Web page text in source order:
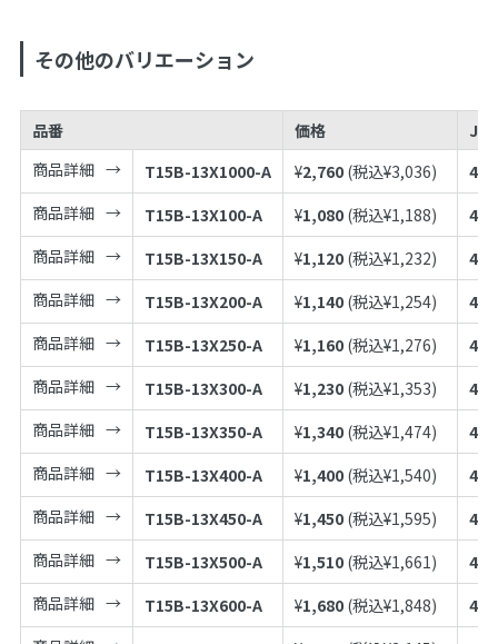
その他のバリエーション
品番 価格
商品詳細
T15B-13X1000-A ¥2,760 (税込¥3,036)
商品詳細
T15B-13X100-A ¥1,080 (税込¥1,188)
商品詳細
T15B-13X150-A ¥1,120 (税込¥1,232)
商品詳細
T15B-13X200-A ¥1,140 (税込¥1,254)
商品詳細
T15B-13X250-A ¥1,160 (税込¥1,276)
商品詳細
T15B-13X300-A ¥1,230 (税込¥1,353)
商品詳細
T15B-13X350-A ¥1,340 (税込¥1,474)
商品詳細
T15B-13X400-A ¥1,400 (税込¥1,540)
商品詳細
T15B-13X450-A ¥1,450 (税込¥1,595)
商品詳細
T15B-13X500-A ¥1,510 (税込¥1,661)
商品詳細
T15B-13X600-A ¥1,680 (税込¥1,848)